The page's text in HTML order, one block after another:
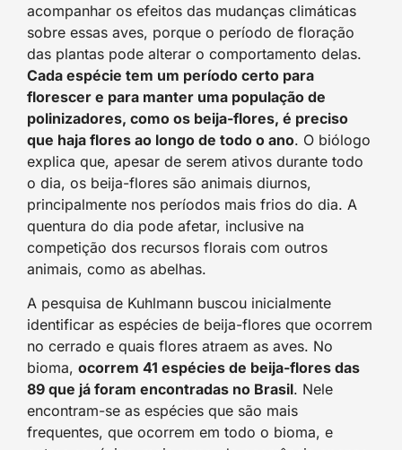
acompanhar os efeitos das mudanças climáticas
sobre essas aves, porque o período de floração
das plantas pode alterar o comportamento delas.
Cada espécie tem um período certo para
florescer e para manter uma população de
polinizadores, como os beija-flores, é preciso
que haja flores ao longo de todo o ano. O biólogo
explica que, apesar de serem ativos durante todo
o dia, os beija-flores são animais diurnos,
principalmente nos períodos mais frios do dia. A
quentura do dia pode afetar, inclusive na
competição dos recursos florais com outros
animais, como as abelhas.
A pesquisa de Kuhlmann buscou inicialmente
identificar as espécies de beija-flores que ocorrem
no cerrado e quais flores atraem as aves. No
bioma, ocorrem 41 espécies de beija-flores das
89 que já foram encontradas no Brasil. Nele
encontram-se as espécies que são mais
frequentes, que ocorrem em todo o bioma, e